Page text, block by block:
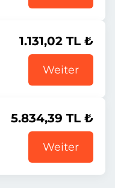
1.131,02 TL ₺
Weiter
5.834,39 TL ₺
Weiter